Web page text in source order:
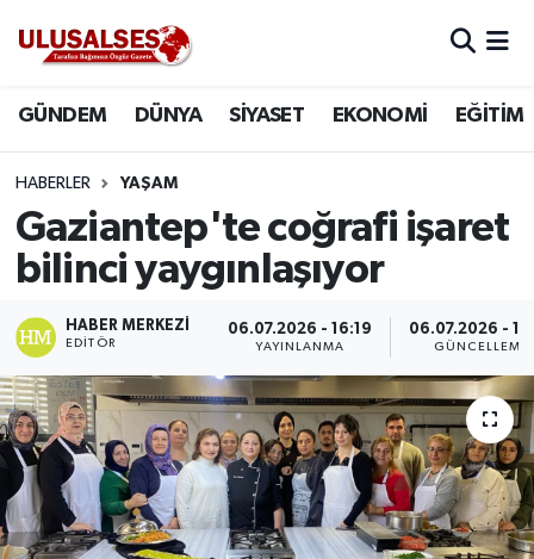
GÜNDEM DÜNYA SİYASET EKONOMİ EĞİTİM
HABERLER YAŞAM
Gaziantep'te coğrafi işaret
bilinci yaygınlaşıyor
HABER MERKEZI
EDITÖR
06.07.2026 - 16:19
YAYINLANMA
06.07.2026 -
GÜNCELLEME
DÜNYA
SİYASET
EKONOMİ
EĞİTİM
SAĞLIK
MAGAZİN
SPOR
Trafik Durumu
Süper Lig Puan Durumu ve Fikstür
Tüm Manşetler
Son Dakika Haberleri
Haber Arşivi